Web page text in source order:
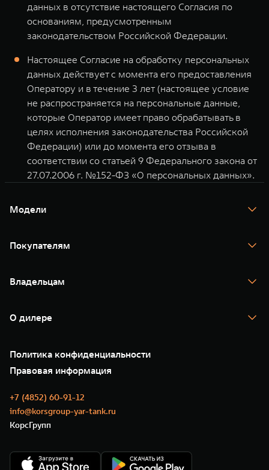
данных в отсутствие настоящего Согласия по
основаниям, предусмотренным
законодательством Российской Федерации.
Настоящее Согласие на обработку персональных
данных действует с момента его предоставления
Оператору и в течение 3 лет (настоящее условие
не распространяется на персональные данные,
которые Оператор имеет право обрабатывать в
целях исполнения законодательства Российской
Федерации) или до момента его отзыва в
соответствии со статьей 9 Федерального закона от
27.07.2006 г. №152-ФЗ «О персональных данных».
Модели
TANK 400
TANK 500
Покупателям
Тест-драйв
TANK Финансы
Корпоративным клиентам
Зарядные станции
Владельцам
Помощь на дороге
Новые цифровые сервисы TANK
Сервис
Нулевое ТО
Моторные масла
О дилере
35 лет GWM
GWM ТЕХ ДЕНЬ
Новости
Политика конфиденциальности
Правовая информация
+7 (4852) 60-91-12
info@korsgroup-yar-tank.ru
КорсГрупп